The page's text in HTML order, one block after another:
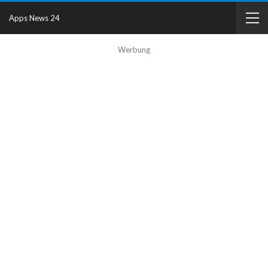
Werbung
Apps News 24